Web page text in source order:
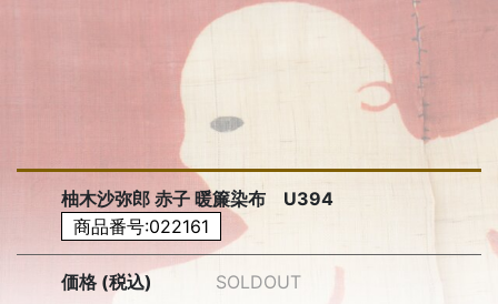
柚木沙弥郎 赤子 暖簾染布 U394
商品番号:022161
価格 (税込) SOLDOUT